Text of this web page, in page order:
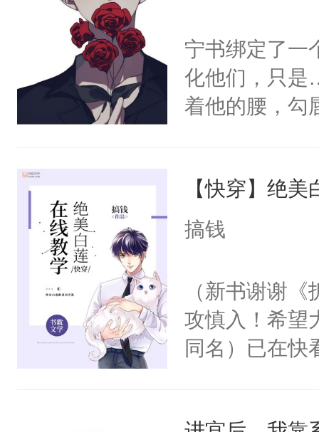
宁书绑定了一
化他们，只是
着他的腰，勾
来，给老公
用力——为你
【快穿】绝
搞钱
（新书谢谢
攻慎入！希望
同名）已在快